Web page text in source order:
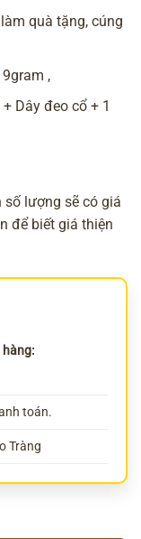
quà tặng, cúng
,
Dây đeo cổ + 1
số lượng sẽ có giá
để biết giá thiện
hàng:
toán.
Tràng